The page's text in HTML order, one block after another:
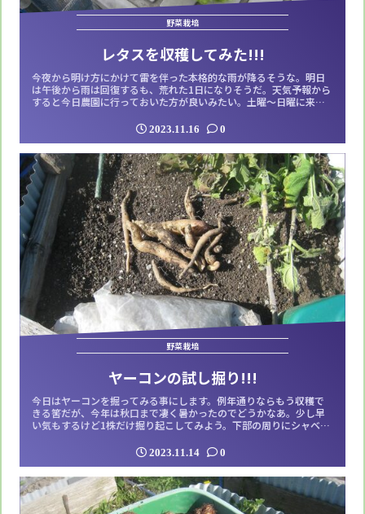
野菜栽培
レタスを収穫してみた!!!
今夜から明け方にかけて雷を伴った本格的な雨が降るそうな。明日
は午後から雨は回復するも、荒れた1日になりそうだ。天気予報から
すると今日農園に行っておいた方が良いみたい。土曜～日曜に来客
っと早い。でも柔らかそうでつい齧りたくなる新鮮なレタスだ。ダ
イコンも収穫しておきたいが、こちらはまだ小さい。でも待ちきれ
ないので１本だけ試しに抜いてみた。これ...
2023.11.16 0
野菜栽培
ヤーコンの試し掘り!!!
今日はヤーコンを掘ってみる事にします。例年通りならもう収穫で
きる筈だが、今年は秋口まで凄く暑かったのでどうかなあ。少し早
い気もするけど1株だけ掘り起こしてみよう。下部の周りにシャベル
てことはイモが大きくないってことだ。掘りだしてみたら、案の定
数は少ないし実も小さい。結果としてはまだ収穫には早いので、も
う少しこのままにしておこうと思う。掘っ...
2023.11.14 0